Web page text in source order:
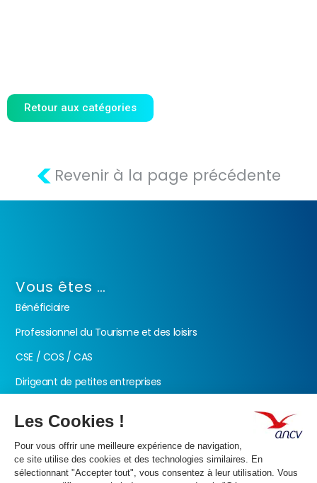
Retour aux catégories
< Revenir à la page précédente
Vous êtes …
Bénéficiaire
Professionnel du Tourisme et des loisirs
CSE / COS / CAS
Dirigeant de petites entreprises
Nos produits
Les Chèques-Vacances
Présentation de l’ANCV